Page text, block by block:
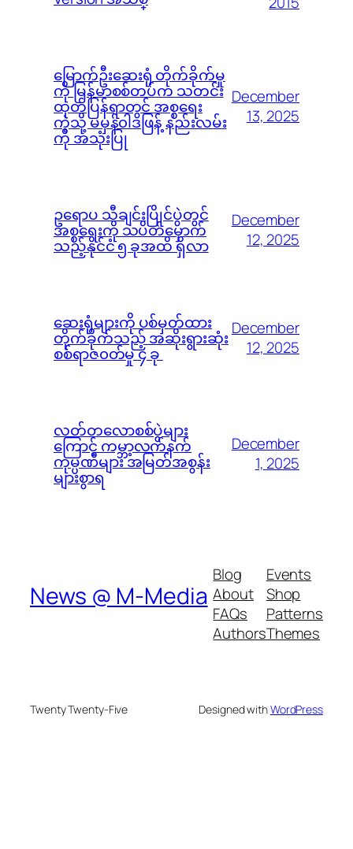
မြောက်ဦးဆေးရုံ တိုက်ခိုက်မှု
ကို မြန်မာစစ်တပ်က သတင်း
ထုတ်ပြန်ရာတွင် အစ္စရေး
ကဲ့သို့ မမှန်၀ါဒဖြန့် နည်းလမ်း
ကို အသုံးပြု
December
13, 2025
ဥရောပ သီချင်းပြိုင်ပွဲတွင်
အစ္စရေးကို သပိတ်မှောက်
သည့်နိုင်ငံ ၅ ခုအထိ ရှိလာ
December
12, 2025
ဆေးရုံများကို ပစ်မှတ်ထား
တိုက်ခိုက်သည့် အဆိုးရွားဆုံး
စစ်ရာဇ၀တ်မှု ၄ ခု
December
12, 2025
လတ်တလောစစ်ပွဲများ
ကြောင့် ကမ္ဘာ့လက်နက်
ကုမ္ပဏီများ အမြတ်အစွန်း
များစွာရ
December
1, 2025
News @ M-Media
Blog
About
FAQs
Authors
Events
Shop
Patterns
Themes
Twenty Twenty-Five Designed withWordPress